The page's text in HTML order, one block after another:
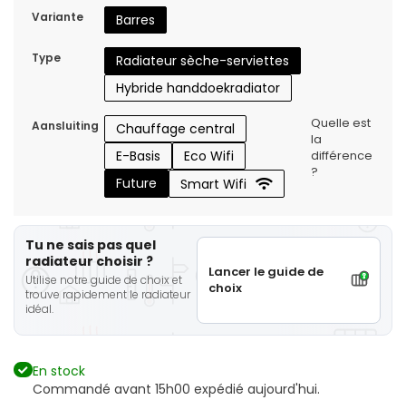
Variante Barres
Type
Radiateur sèche-serviettes
Hybride handdoekradiator
Aansluiting
Chauffage central
E-Basis
Eco Wifi
Future
Smart Wifi
Quelle est
la
différence
?
Tu ne sais pas quel
radiateur choisir ?
Utilise notre guide de choix et
trouve rapidement le radiateur
idéal.
Lancer le guide de
choix
En stock
Commandé avant 15h00 expédié aujourd'hui.